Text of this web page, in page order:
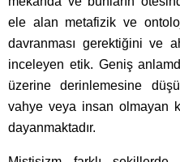
ele alan metafizik ve
davranması gerektiğini ve
inceleyen etik. Geniş
üzerine derinlemesine
vahye veya insan olmayan
dayanmaktadır.